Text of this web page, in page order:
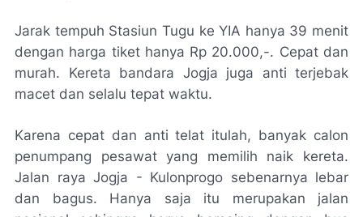
Jarak tempuh Stasiun Tugu ke YIA hanya 39 menit
dengan harga tiket hanya Rp 20.000,-. Cepat dan
murah. Kereta bandara Jogja juga anti terjebak
macet dan selalu tepat waktu.
Karena cepat dan anti telat itulah, banyak calon
penumpang pesawat yang memilih naik kereta.
Jalan raya Jogja - Kulonprogo sebenarnya lebar
dan bagus. Hanya saja itu merupakan jalan